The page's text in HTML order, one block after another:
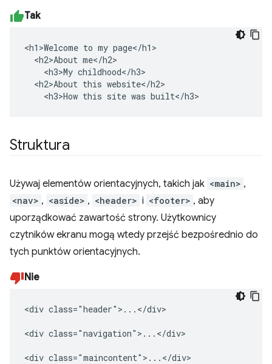
Tak
<h1>Welcome to my page</h1>
  <h2>About me</h2>
    <h3>My childhood</h3>
  <h2>About this website</h2>
    <h3>How this site was built</h3>
Struktura
Używaj elementów orientacyjnych, takich jak <main> ,
<nav> , <aside> , <header> i <footer> , aby
uporządkować zawartość strony. Użytkownicy
czytników ekranu mogą wtedy przejść bezpośrednio do
tych punktów orientacyjnych.
Nie
<div class="header">...</div>
<div class="navigation">...</div>
<div class="maincontent">...</div>